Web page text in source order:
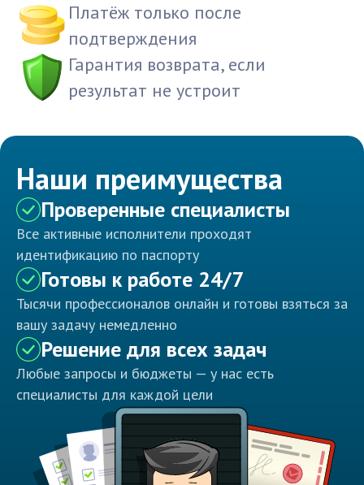
Платёж только после
подтверждения
Гарантия возврата, если
результат не устроит
Наши преимущества
Проверенные специалисты
Все активные исполнители проходят
идентификацию по паспорту
Готовы к работе 24/7
Тысячи профессионалов онлайн и готовы взяться за
вашу задачу немедленно
Решение для всех задач
Любые запросы и бюджеты — у нас есть
специалисты для каждой цели